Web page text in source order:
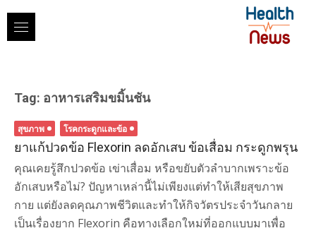
content
Tag: อาหารเสริมขมิ้นชัน
สุขภาพ โรคกระดูกและข้อ
ยาแก้ปวดข้อ Flexorin ลดอักเสบ ข้อเสื่อม กระดูกพรุน
คุณเคยรู้สึกปวดข้อ เข่าเสื่อม หรือขยับตัวลำบากเพราะข้อ
อักเสบหรือไม่? ปัญหาเหล่านี้ไม่เพียงแต่ทำให้เสียสุขภาพ
กาย แต่ยังลดคุณภาพชีวิตและทำให้กิจวัตรประจำวันกลาย
เป็นเรื่องยาก Flexorin คือทางเลือกใหม่ที่ออกแบบมาเพื่อ